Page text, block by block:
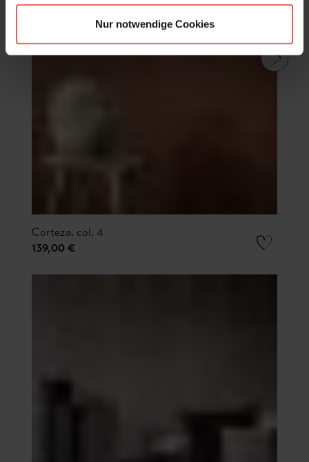
Nur notwendige Cookies
Corteza, col. 4
139,00 €